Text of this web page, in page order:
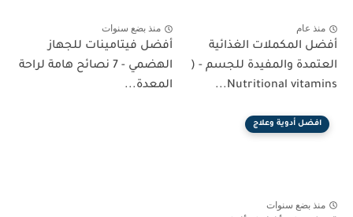
منذ عام
أفضل المكملات الغذائية
العتمدة والمفيدة للجسم - (
Nutritional vitamins...
منذ بضع سنوات
أفضل فيتامينات للجهاز
الهضمي - 7 نصائح هامة لراحة
المعدة...
افضل أدوية وعلاج
منذ بضع سنوات